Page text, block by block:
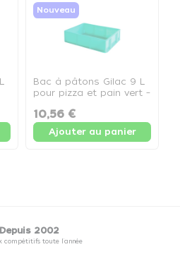
Nouveau
Bac à pâtons Gilac 9 L
pour pizza et pain vert –
cm - Demi bac vert
(400x300x100mm)
10,56 €
Ajouter au panier
Depuis 2002
compétitifs toute l'année